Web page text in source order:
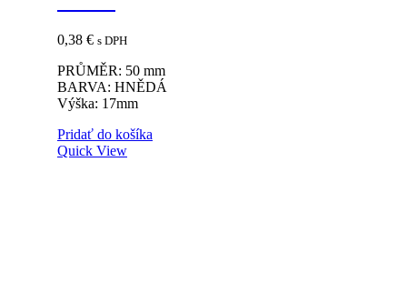
0,38 € s DPH
PRŮMĚR: 50 mm
BARVA: HNĚDÁ
Výška: 17mm
Pridať do košíka
Quick View